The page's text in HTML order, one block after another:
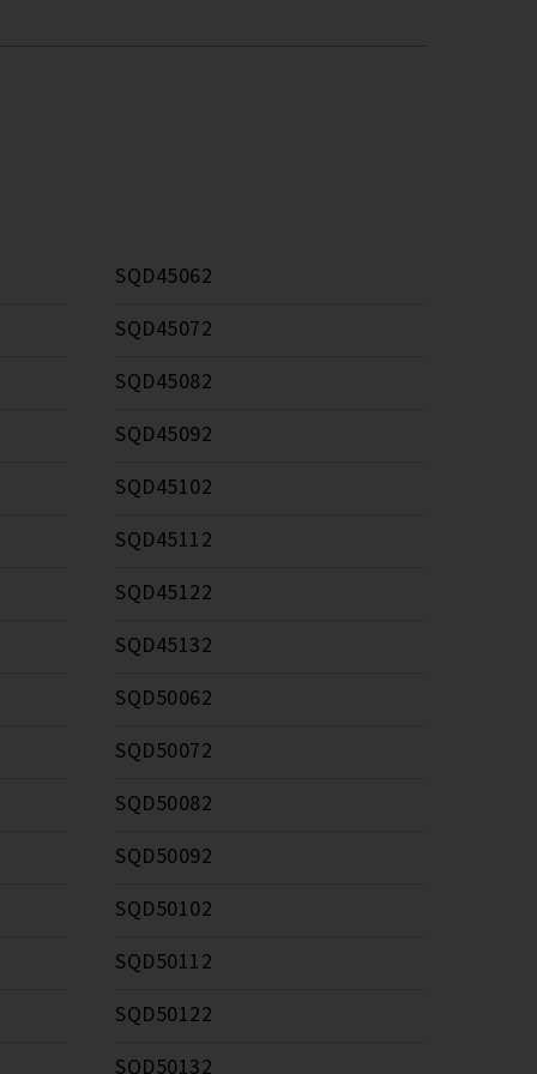
SQD45062
SQD45072
SQD45082
SQD45092
SQD45102
SQD45112
SQD45122
SQD45132
SQD50062
SQD50072
SQD50082
SQD50092
SQD50102
SQD50112
SQD50122
SQD50132